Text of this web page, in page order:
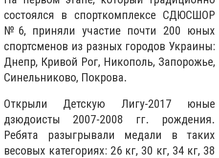
состоялся в спорткомплексе СДЮСШОР
№6, приняли участие почти 200 юных
спортсменов из разных городов Украины:
Днепр, Кривой Рог, Никополь, Запорожье,
Синельниково, Покрова.
Открыли Детскую Лигу-2017 юные
дзюдоисты 2007-2008 гг. рождения.
Ребята разыгрывали медали в таких
весовых категориях: 26 кг, 30 кг, 34 кг, 38